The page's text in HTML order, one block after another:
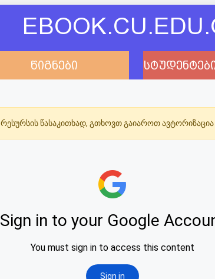
წიგნები
რესურსის წასაკითხად, გთხოვთ გაიაროთ ავტორიზაცია